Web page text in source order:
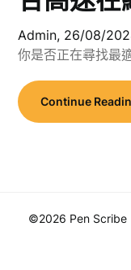
Admin, 26/08/
你是否正在尋找最
Continue
©2026 Pen Scribe